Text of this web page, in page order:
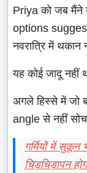
Priya को जब मैंने
options
नवरात्रि में थकान
यह कोई जादू नहीं
अगले हिस्से में जो
angle से नहीं
गर्मियों में
चिड़चिड़ापन